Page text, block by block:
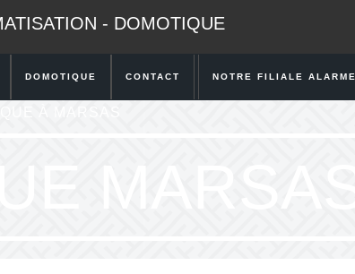
- DOMOTIQUE
DOMOTIQUE CONTACT NOTRE FILIALE